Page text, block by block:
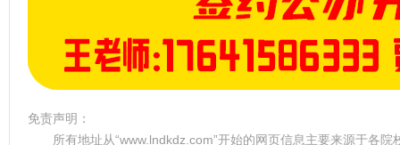
免责声明：
所有地址从“www.lndkdz.com”开始的网页信息主要来源于各院